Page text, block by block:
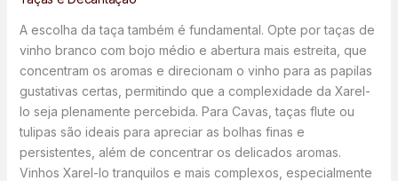
A escolha da taça também é fundamental. Opte por taças de
vinho branco com bojo médio e abertura mais estreita, que
concentram os aromas e direcionam o vinho para as papilas
gustativas certas, permitindo que a complexidade da Xarel-
lo seja plenamente percebida. Para Cavas, taças flute ou
tulipas são ideais para apreciar as bolhas finas e
persistentes, além de concentrar os delicados aromas.
Vinhos Xarel-lo tranquilos e mais complexos, especialmente